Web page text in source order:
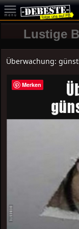
Lustige
Überwachung:
Merken